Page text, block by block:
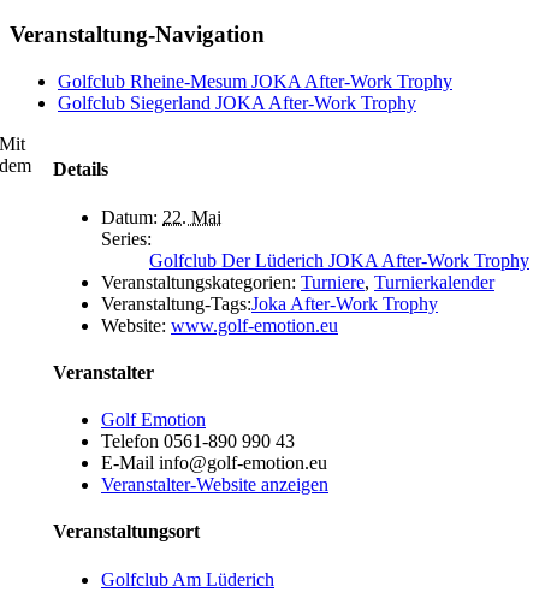
Veranstaltung-Navigation
Golfclub Rheine-Mesum JOKA After-Work Trophy
Golfclub Siegerland JOKA After-Work Trophy
Details
Datum: 22. Mai
Series:
Golfclub Der Lüderich JOKA After-Work Trophy
Veranstaltungskategorien: Turniere, Turnierkalender
Veranstaltung-Tags:Joka After-Work Trophy
Website: www.golf-emotion.eu
Veranstalter
Golf Emotion
Telefon 0561-890 990 43
E-Mail info@golf-emotion.eu
Veranstalter-Website anzeigen
Veranstaltungsort
Golfclub Am Lüderich
Mit
dem